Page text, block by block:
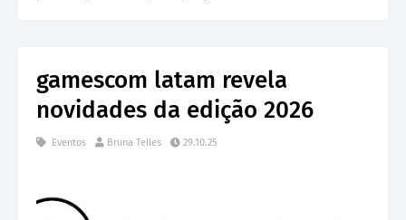
gamescom latam revela
novidades da edição 2026
Eventos Bruna Telles 29.10.25